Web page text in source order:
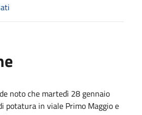
noto che martedì 28 gennaio
potatura in viale Primo Maggio e